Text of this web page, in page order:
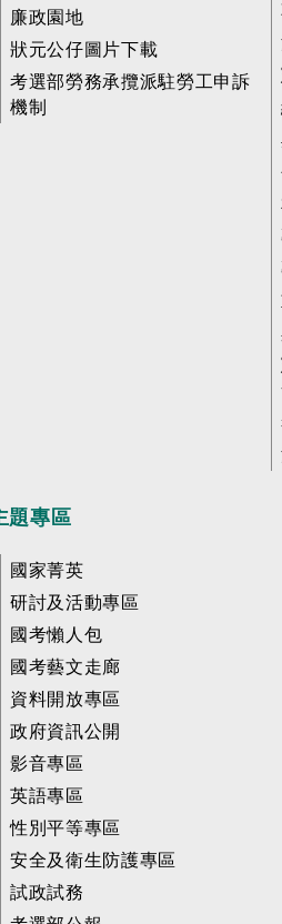
廉政園地
狀元公仔圖片下載
考選部勞務承攬派駐勞工申訴
機制
題專區
國家菁英
研討及活動專區
國考懶人包
國考藝文走廊
資料開放專區
政府資訊公開
影音專區
英語專區
性別平等專區
安全及衛生防護專區
試政試務